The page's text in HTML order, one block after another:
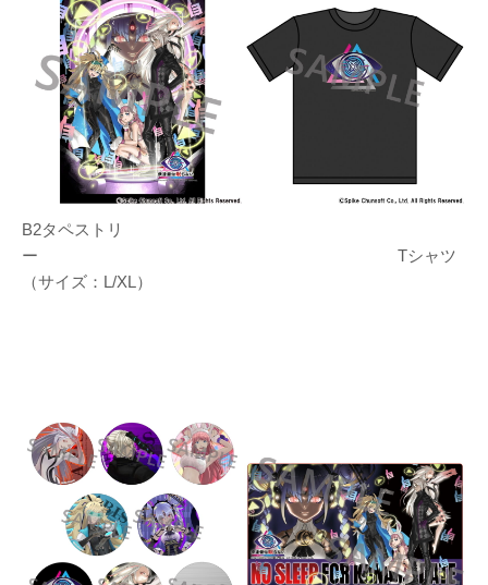
B2タペストリ
ー Tシャツ
（サイズ：L/XL）